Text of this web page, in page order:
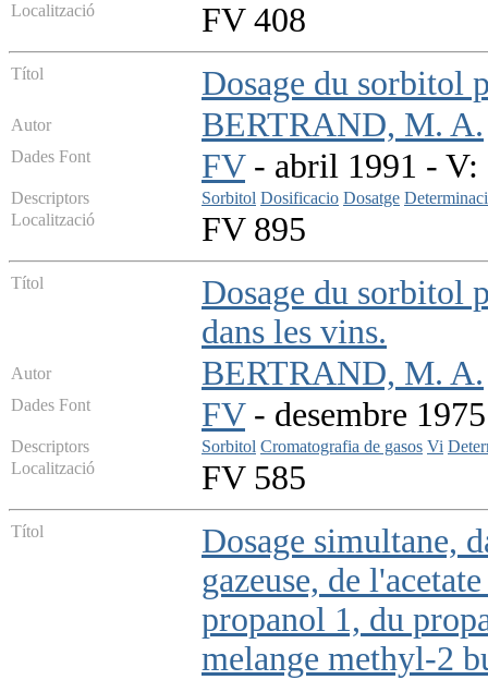
Localització
FV 408
Títol Dosage du sorbitol
Autor BERTRAND, M. A.
Dades Font FV- abril 1991 - V:
Descriptors Sorbitol Dosificacio Dosatge
Localització
FV 895
Títol
Dosage du sorbitol
dans les vins.
Autor BERTRAND, M. A.
Dades Font FV- desembre
Descriptors Sorbitol Cromatografia de gasos Vi
Localització
FV 585
Títol
Dosage simultane,
gazeuse, de
propanol 1, du
melange methyl-2